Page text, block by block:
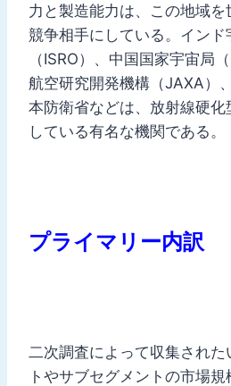
力と製造能力は、この地域
競争相手にしている。インド
（ISRO）、中国国家宇宙局
航空研究開発機構（JAXA）
本防衛省などは、放射線硬化
している有名な機関である。
プライマリー内訳
二次調査によって収集され
トやサブセグメントの市場